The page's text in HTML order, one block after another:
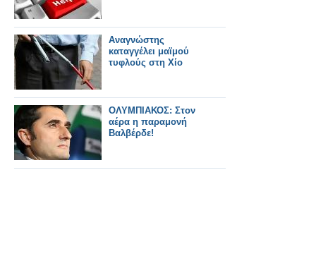
Αναγνώστης
καταγγέλει μαϊμού
τυφλούς στη Χίο
ΟΛΥΜΠΙΑΚΟΣ: Στον
αέρα η παραμονή
Βαλβέρδε!